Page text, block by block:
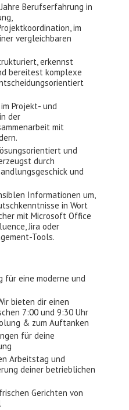
Berufserfahrung in
im
vergleichbaren
erkennst
bereitest komplexe
Projekt- und
der
mit
und
durch
und
Informationen um,
in Wort
mit Microsoft Office
Jira oder
Tools.
eine moderne und
bieten dir einen
7:00 und 9:30 Uhr
& zum Auftanken
für deine
Arbeitstag und
deiner betrieblichen
Gerichten von